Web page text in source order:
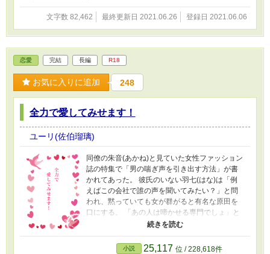
文字数 82,462 最終更新日 2021.06.26 登録日 2021.06.06
恋愛 完結 長編 R18
お気に入りに追加 248
全力で愛してみせます！
ユーリ(佐伯瑠璃)
同僚の朱音(あかね)と見ていた女性ファッション
誌の特集で「男の喘ぎ声を引き出す方法」が書
かれてあった。 彼氏のいない羽七(はな)は「例
えばこの会社で誰の声を聞いてみたい？」と問
われ、黙っていても女が群がると有名な原田を
口にする。 「あの人は啼かせる専門でしょ」と
大盛り上がり。 ひょんな事から負けず嫌いに火
が灯る。 絶対にあんあん言わるんだから！ 敵だ
らけの恋路を突き進め！ 貿易会社で働くOLが百
小説 25,117 位 / 228,618件